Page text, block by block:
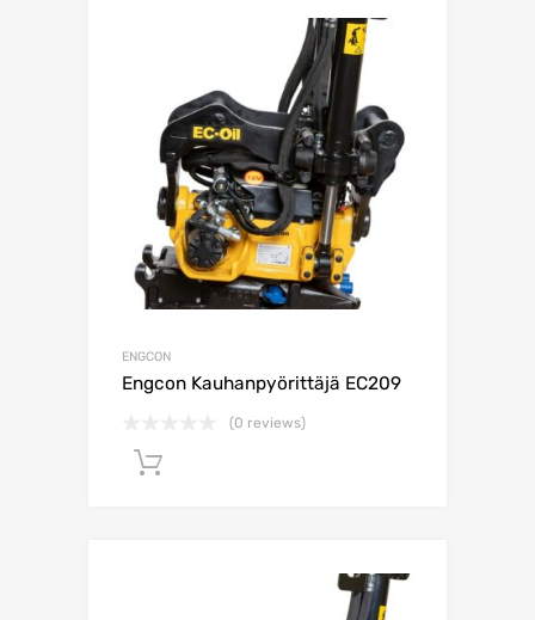
ENGCON
Engcon Kauhanpyörittäjä EC209
(0 reviews)